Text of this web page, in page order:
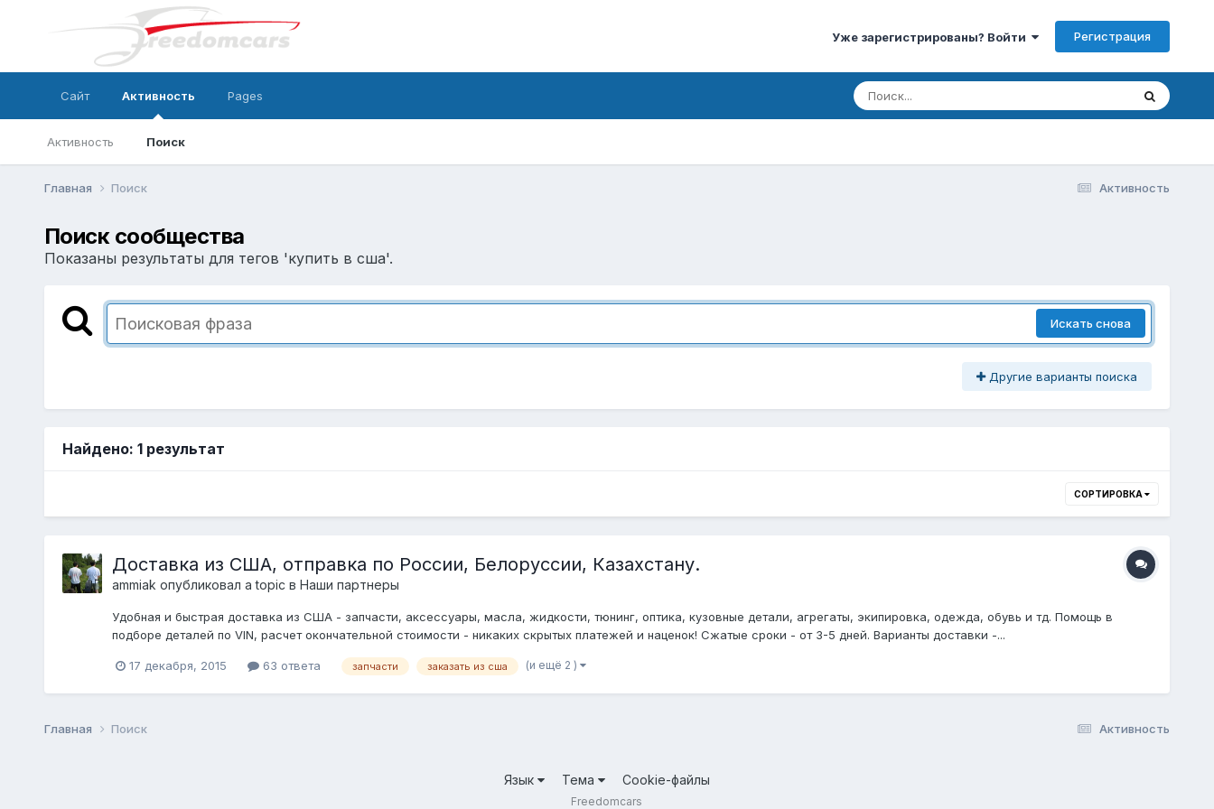
Уже зарегистрированы? Войти Регистрация
Сайт Активность
Активность Поиск
Pages
Активность
Главная Поиск
Поиск сообщества
Показаны результаты для тегов 'купить в сша'.
Искать снова
Другие варианты поиска
Найдено: 1 результат
СОРТИРОВКА
Доставка из США, отправка по России, Белоруссии, Казахстану.
ammiak опубликовал a topic в Наши партнеры
Удобная и быстрая доставка из США - запчасти, аксессуары, масла, жидкости, тюнинг, оптика, кузовные детали, агрегаты, экипировка, одежда, обувь и тд. Помощь в
подборе деталей по VIN, расчет окончательной стоимости - никаких скрытых платежей и наценок! Сжатые сроки - от 3-5 дней. Варианты доставки -...
17 декабря, 2015 63 ответа запчасти заказать из сша (и ещё 2 )
Активность
Главная Поиск
Язык Тема Cookie-файлы
Freedomcars